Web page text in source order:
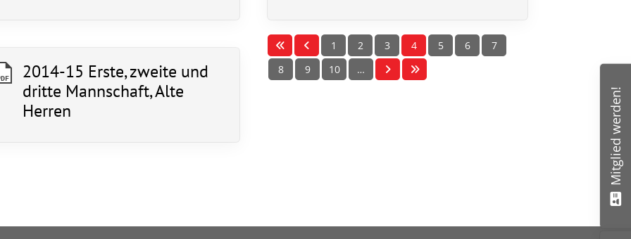
2014-15 Erste, zweite und
dritte Mannschaft, Alte
Herren
1 2 3 4 5 6
7
8
9 10 …
Mitglied werden!
Downloads
Fragen & Antworten
Gernsheimer Str. 1
64560 Riedstadt
info@tsv03wolfskehlen.de